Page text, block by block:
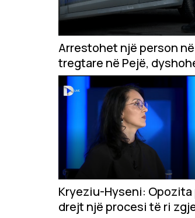
Arrestohet një person
tregtare në Pejë,
qytetarët
Kryeziu-Hyseni: Opozita
drejt një procesi të ri